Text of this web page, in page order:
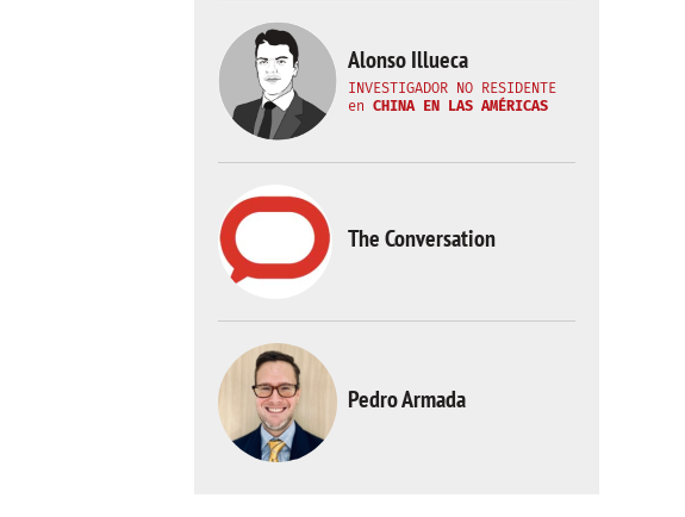
Alonso Illueca
INVESTIGADOR NO RESIDENTE
en CHINA EN LAS AMÉRICAS
The Conversation
Pedro Armada